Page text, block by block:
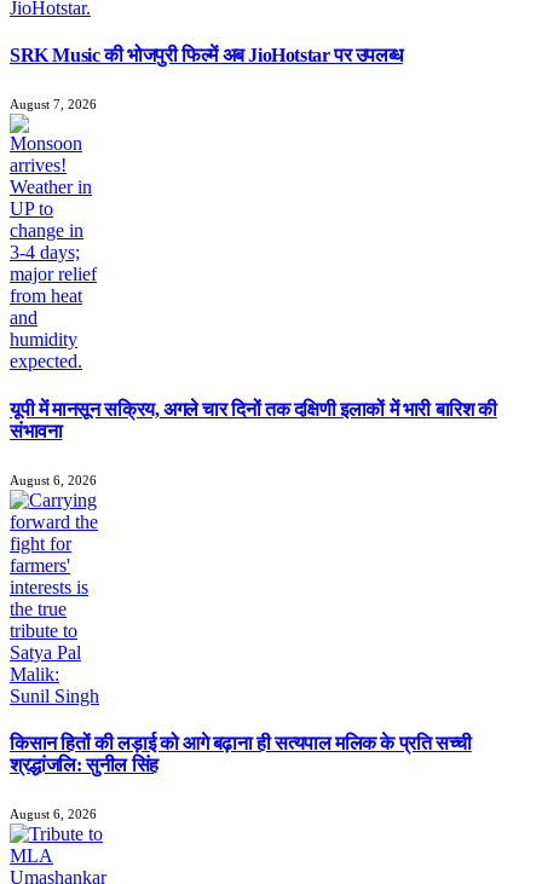
SRK Music की भोजपुरी फिल्में अब JioHotstar पर उपलब्ध
August 7, 2026
यूपी में मानसून सक्रिय, अगले चार दिनों तक दक्षिणी इलाकों में भारी बारिश की
संभावना
August 6, 2026
किसान हितों की लड़ाई को आगे बढ़ाना ही सत्यपाल मलिक के प्रति सच्ची
श्रद्धांजलि: सुनील सिंह
August 6, 2026